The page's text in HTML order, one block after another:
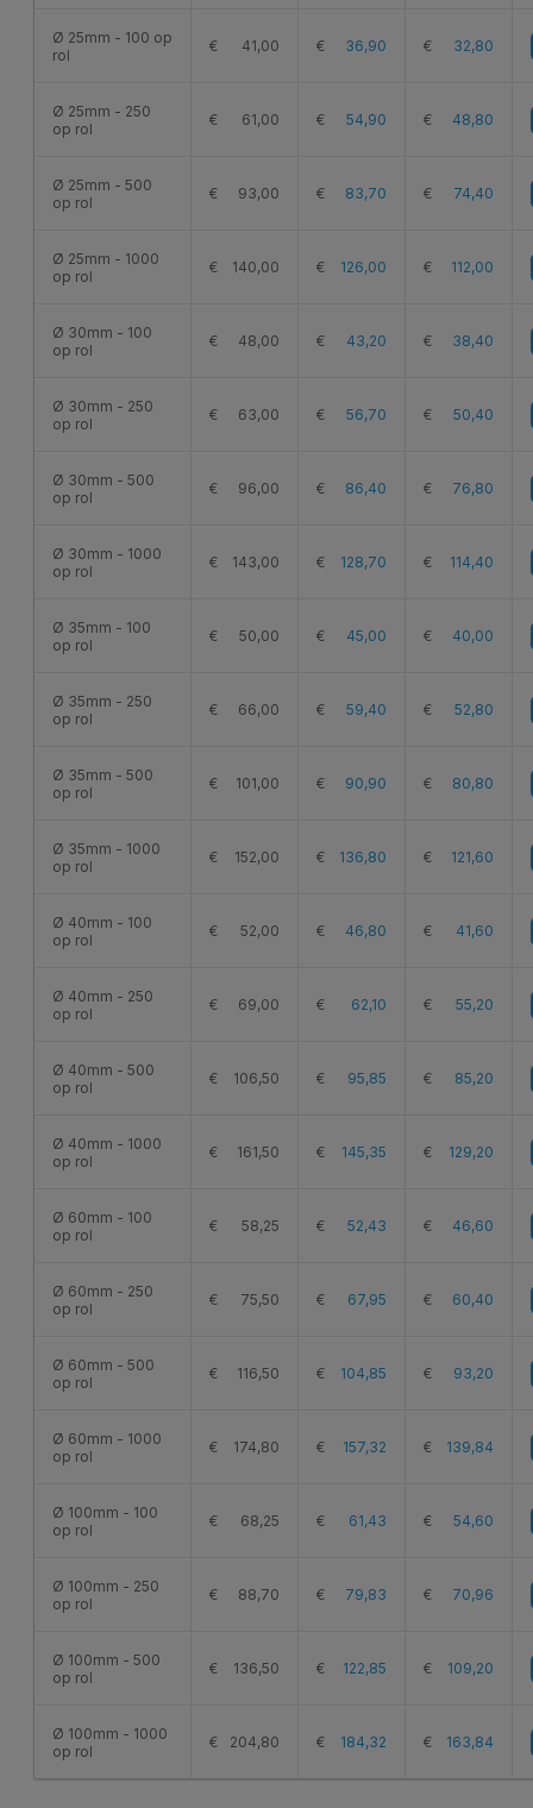
Ø 25mm - 100 op
rol
€ 41,00 € 36,90 € 32,80
Ø 25mm - 250
op rol
€ 61,00 € 54,90 € 48,80
Ø 25mm - 500
op rol
€ 93,00 € 83,70 € 74,40
Ø 25mm - 1000
op rol
€ 140,00 € 126,00 € 112,00
Ø 30mm - 100
op rol
€ 48,00 € 43,20 € 38,40
Ø 30mm - 250
op rol
€ 63,00 € 56,70 € 50,40
Ø 30mm - 500
op rol
€ 96,00 € 86,40 € 76,80
Ø 30mm - 1000
op rol
€ 143,00 € 128,70 € 114,40
Ø 35mm - 100
op rol
€ 50,00 € 45,00 € 40,00
Ø 35mm - 250
op rol
€ 66,00 € 59,40 € 52,80
Ø 35mm - 500
op rol
€ 101,00 € 90,90 € 80,80
Ø 35mm - 1000
op rol
€ 152,00 € 136,80 € 121,60
Ø 40mm - 100
op rol
€ 52,00 € 46,80 € 41,60
Ø 40mm - 250
op rol
€ 69,00 € 62,10 € 55,20
Ø 40mm - 500
op rol
€ 106,50 € 95,85 € 85,20
Ø 40mm - 1000
op rol
€ 161,50 € 145,35 € 129,20
Ø 60mm - 100
op rol
€ 58,25 € 52,43 € 46,60
Ø 60mm - 250
op rol
€ 75,50 € 67,95 € 60,40
Ø 60mm - 500
op rol
€ 116,50 € 104,85 € 93,20
Ø 60mm - 1000
op rol
€ 174,80 € 157,32 € 139,84
Ø 100mm - 100
op rol
€ 68,25 € 61,43 € 54,60
Ø 100mm - 250
op rol
€ 88,70 € 79,83 € 70,96
Ø 100mm - 500
op rol
€ 136,50 € 122,85 € 109,20
Ø 100mm - 1000
op rol
€ 204,80 € 184,32 € 163,84